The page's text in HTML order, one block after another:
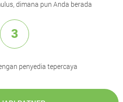
dimana pun Anda berada
3
penyedia tepercaya